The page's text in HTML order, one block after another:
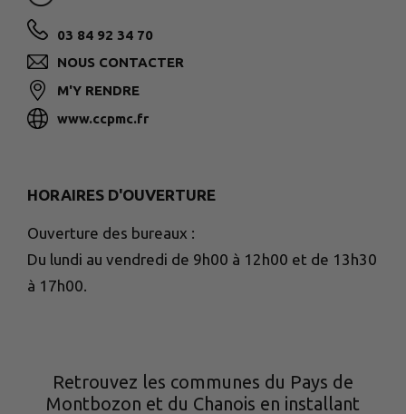
03 84 92 34 70
NOUS CONTACTER
M'Y RENDRE
www.ccpmc.fr
HORAIRES D'OUVERTURE
Ouverture des bureaux :
Du lundi au vendredi de 9h00 à 12h00 et de 13h30
à 17h00.
Retrouvez les communes du Pays de
Montbozon et du Chanois en installant